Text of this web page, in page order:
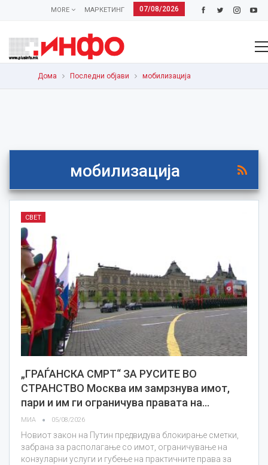
07/08/2026
МАРКЕТИНГ
MORE
Дома Последни објави мобилизација
мобилизација
СВЕТ
„ГРАЃАНСКА СМРТ“ ЗА РУСИТЕ ВО
СТРАНСТВО Москва им замрзнува имот,
пари и им ги ограничува правата на…
МИА 05/08/2026
Новиот закон на Путин предвидува блокирање сметки,
забрана за располагање со имот, ограничување на
конзуларни услуги и губење на практичните права за